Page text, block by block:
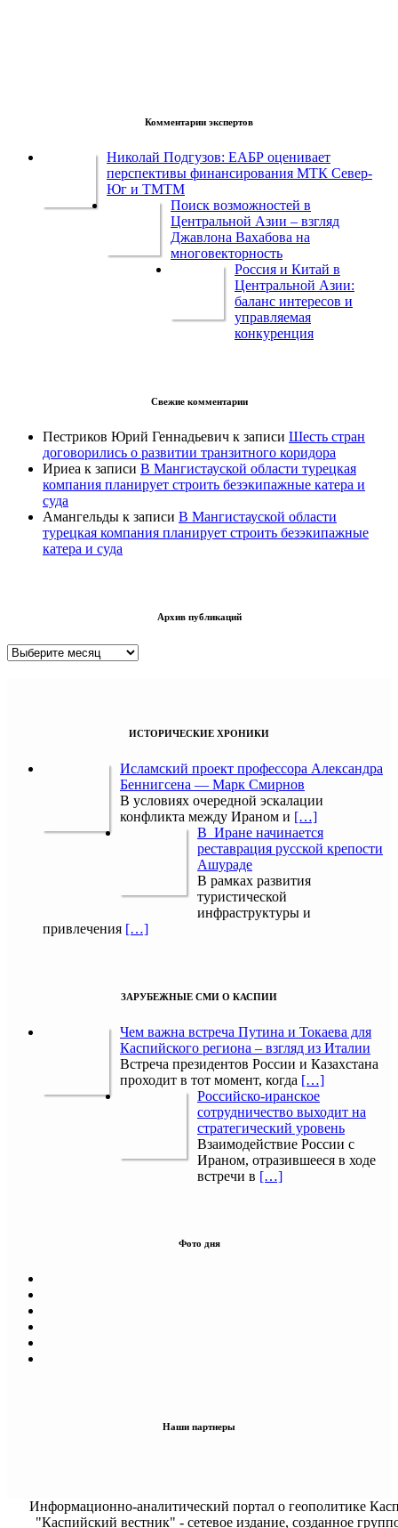
Комментарии экспертов
Николай Подгузов: ЕАБР оценивает
перспективы финансирования МТК Север-
Юг и ТМТМ
Поиск возможностей в
Центральной Азии – взгляд
Джавлона Вахабова на
многовекторность
Россия и Китай в
Центральной Азии:
баланс интересов и
управляемая
конкуренция
Свежие комментарии
Пестриков Юрий Геннадьевич к записи Шесть стран
договорились о развитии транзитного коридора
Ириеа к записи В Мангистауской области турецкая
компания планирует строить безэкипажные катера и
суда
Амангельды к записи В Мангистауской области
турецкая компания планирует строить безэкипажные
катера и суда
Архив публикаций
Архив
ИСТОРИЧЕСКИЕ ХРОНИКИ
Исламский проект профессора Александра
Беннигсена — Марк Смирнов
В условиях очередной эскалации
конфликта между Ираном и […]
В Иране начинается
реставрация русской крепости
Ашураде
В рамках развития
туристической
инфраструктуры и
привлечения […]
ЗАРУБЕЖНЫЕ СМИ О КАСПИИ
Чем важна встреча Путина и Токаева для
Каспийского региона – взгляд из Италии
Встреча президентов России и Казахстана
проходит в тот момент, когда […]
Российско-иранское
сотрудничество выходит на
стратегический уровень
Взаимодействие России с
Ираном, отразившееся в ходе
встречи в […]
Фото дня
Наши партнеры
Информационно-аналитический портал о геополитике
"Каспийский вестник" - сетевое издание, созданное